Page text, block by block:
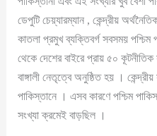
ডেপুটি চেয়্যারম্যান , কেন্দ্রীয়
কাতলা প্রমুখ ব্যক্তিবর্গ সবসময়
থেকে দেশের বাইরে প্রায় ৫০ কূটনীতিক
বাঙ্গালী নেতৃত্বে অনুষ্ঠিত হয় ।
পাকিস্তানে । এসব কারণে পশ্চিম
সংখ্যা ক্রমেই বাড়ছিল ।